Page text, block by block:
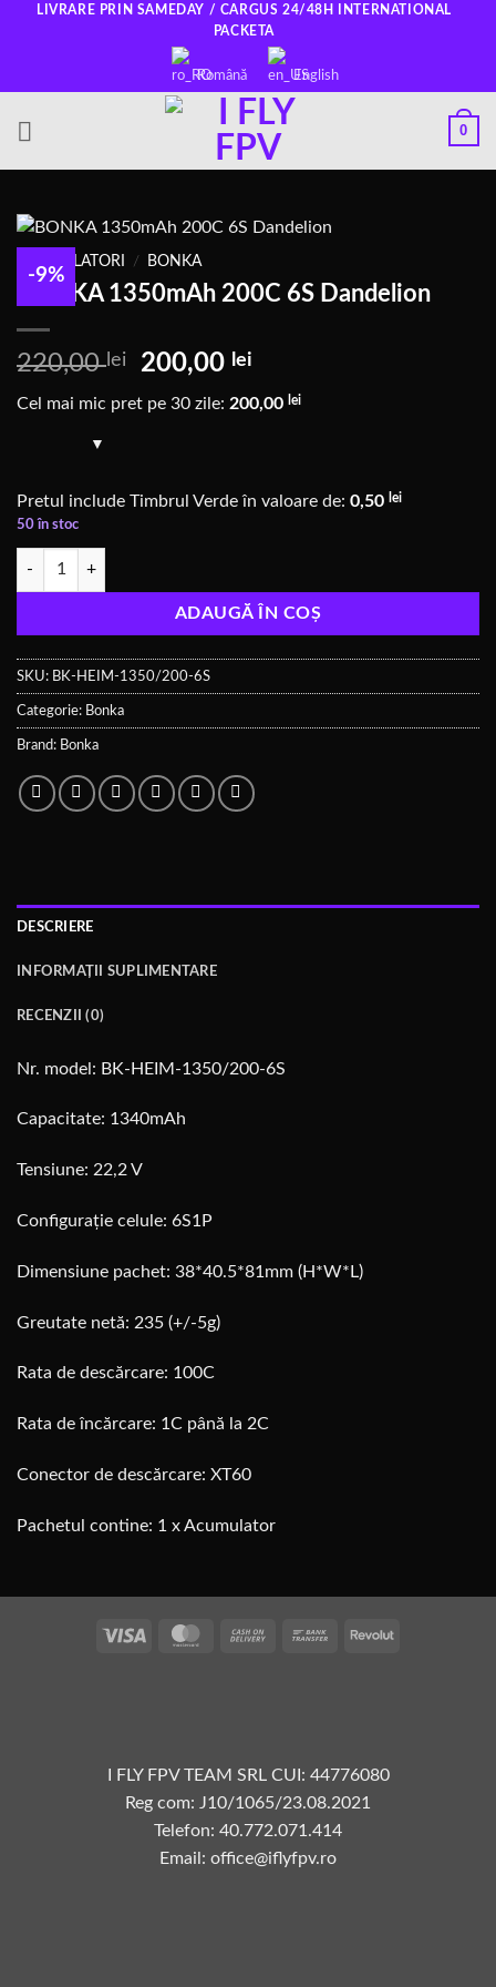
LIVRARE PRIN SAMEDAY / CARGUS 24/48H INTERNATIONAL
PACKETA
Română English
0
-9%
ACUMULATORI / BONKA
BONKA 1350mAh 200C 6S Dandelion
220,00 lei
Prețul
a
200,00 lei
actual
este:
Cel mai mic pret pe 30 zile: 200,00 lei
Pretul include Timbrul Verde în valoare de: 0,50 lei
50 în stoc
Cantitate BONKA 1350mAh 200C 6S Dandelion
ADAUGĂ ÎN COȘ
SKU: BK-HEIM-1350/200-6S
Categorie: Bonka
Brand: Bonka
DESCRIERE
INFORMAȚII SUPLIMENTARE
RECENZII (0)
Nr. model: BK-HEIM-1350/200-6S
Capacitate: 1340mAh
Tensiune: 22,2 V
Configurație celule: 6S1P
Dimensiune pachet: 38*40.5*81mm (H*W*L)
Greutate netă: 235 (+/-5g)
Rata de descărcare: 100C
Rata de încărcare: 1C până la 2C
Conector de descărcare: XT60
Pachetul contine: 1 x Acumulator
Vize MasterCardPlata
Transfer Revolut
I FLY FPV TEAM SRL CUI: 44776080
Reg com: J10/1065/23.08.2021
Telefon: 40.772.071.414
Email: office@iflyfpv.ro